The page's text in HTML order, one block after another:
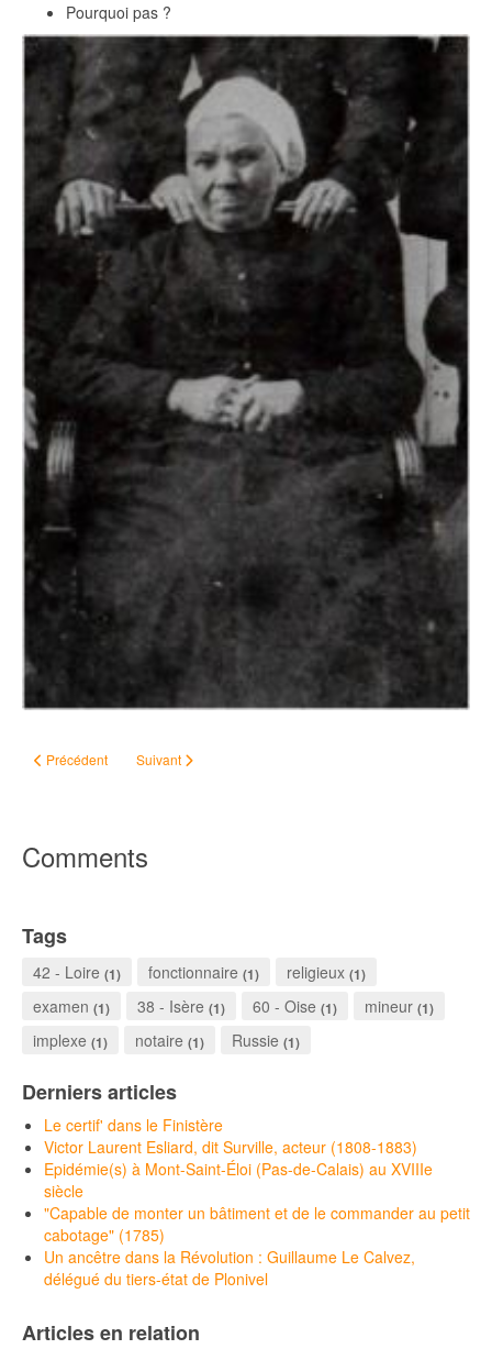
Pourquoi pas ?
Article précédent : #ChallengeAZ – Onésime of course
Précédent Article suivant : #ChallengeAZ – Quatre-vingt-dix et des
Suivant
Comments
Tags
42 - Loire (1) fonctionnaire (1) religieux (1)
examen (1) 38 - Isère (1) 60 - Oise (1) mineur (1)
implexe (1) notaire (1) Russie (1)
Derniers articles
Le certif' dans le Finistère
Victor Laurent Esliard, dit Surville, acteur (1808-1883)
Epidémie(s) à Mont-Saint-Éloi (Pas-de-Calais) au XVIIIe
siècle
"Capable de monter un bâtiment et de le commander au petit
cabotage" (1785)
Un ancêtre dans la Révolution : Guillaume Le Calvez,
délégué du tiers-état de Plonivel
Articles en relation